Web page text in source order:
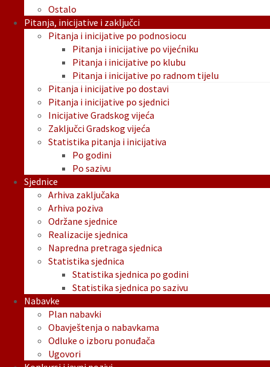
Ostalo
Pitanja, inicijative i zaključci
Pitanja i inicijative po podnosiocu
Pitanja i inicijative po vijećniku
Pitanja i inicijative po klubu
Pitanja i inicijative po radnom tijelu
Pitanja i inicijative po dostavi
Pitanja i inicijative po sjednici
Inicijative Gradskog vijeća
Zaključci Gradskog vijeća
Statistika pitanja i inicijativa
Po godini
Po sazivu
Sjednice
Arhiva zaključaka
Arhiva poziva
Održane sjednice
Realizacije sjednica
Napredna pretraga sjednica
Statistika sjednica
Statistika sjednica po godini
Statistika sjednica po sazivu
Nabavke
Plan nabavki
Obavještenja o nabavkama
Odluke o izboru ponuđača
Ugovori